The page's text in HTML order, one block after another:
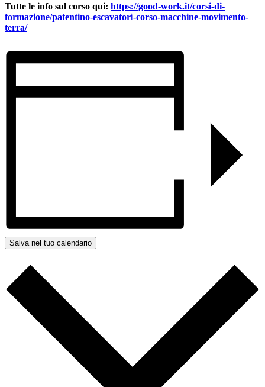
Tutte le info sul corso qui: https://good-work.it/corsi-di-
formazione/patentino-escavatori-corso-macchine-movimento-
terra/
Salva nel tuo calendario